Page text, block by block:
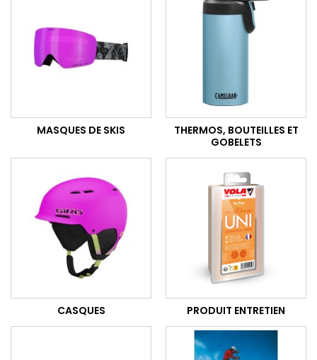
MASQUES DE SKIS
THERMOS, BOUTEILLES ET
GOBELETS
CASQUES PRODUIT ENTRETIEN